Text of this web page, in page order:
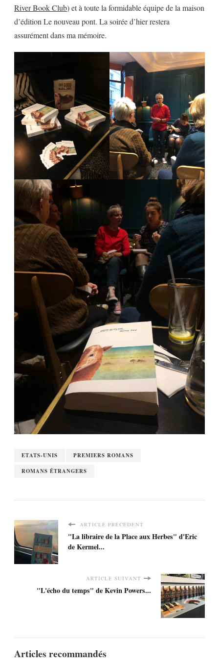
River Book Club) et à toute la formidable équipe de la maison
d’édition Le nouveau pont. La soirée d’hier restera
assurément dans ma mémoire.
ETATS-UNIS
PREMIERS ROMANS
ROMANS ÉTRANGERS
ARTICLE PRÉCÉDENT
"La libraire de la Place aux Herbes" d'Eric
de Kermel...
ARTICLE SUIVANT
"L'écho du temps" de Kevin Powers...
Articles recommandés